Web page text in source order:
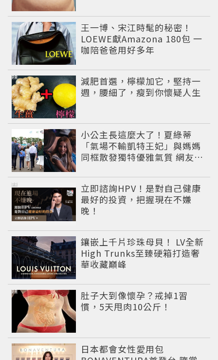
王一博、宋江時髦的秘密！
LOEWE獻Amazona 180包 一
咖陪爸爸用好多年
減肥首選，檸檬加它，堅持一
週，腰細了，瘦到你懷疑人生
PR
小公主長這麼大了！夏綠蒂
「氣場不輸凱特王妃」與媽媽
同框散發獨特優雅氣質 網友狂
立即諮詢HPV！是對自己健康
最好的投資，把握現在不嫌
晚！
PR
鑲嵌上千片珍珠母貝！ LV全新
High Trunks至臻硬箱打造奢
華收藏巔峰
肚子大到像懷孕？戒掉1習
慣，5天甩肉10公斤！
PR
日本都會女性愛用包